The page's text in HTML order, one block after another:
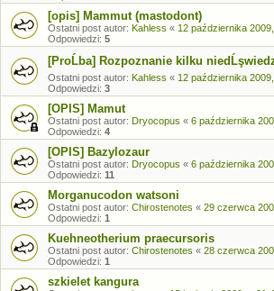
[opis] Mammut (mastodont)
Ostatni post autor: Kahless « 12 października
Odpowiedzi: 5
[ProĹba] Rozpoznanie kilku
Ostatni post autor: Kahless « 12 października
Odpowiedzi: 3
[OPIS] Mamut
Ostatni post autor: Dryocopus « 6 października
Odpowiedzi: 4
[OPIS] Bazylozaur
Ostatni post autor: Dryocopus « 6 października
Odpowiedzi: 11
Morganucodon watsoni
Ostatni post autor: Chirostenotes « 29 czerwca
Odpowiedzi: 1
Kuehneotherium praecursoris
Ostatni post autor: Chirostenotes « 28 czerwca
Odpowiedzi: 1
szkielet kangura